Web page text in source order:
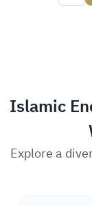
Islamic
Explore a